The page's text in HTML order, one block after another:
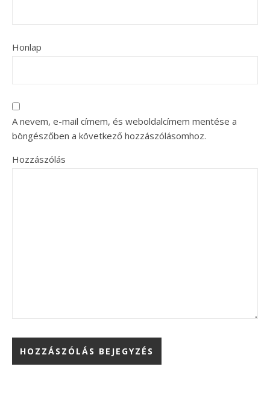
Honlap
A nevem, e-mail címem, és weboldalcímem mentése a
böngészőben a következő hozzászólásomhoz.
Hozzászólás